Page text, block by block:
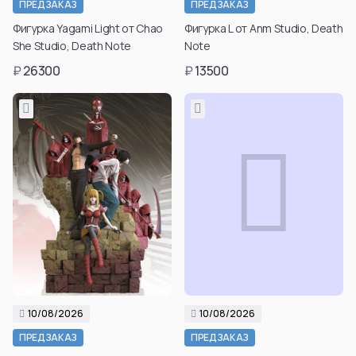
ПРЕДЗАКАЗ
Фигурка Yagami Light от Chao
She Studio, Death Note
₽26300
ПРЕДЗАКАЗ
Фигурка L от Anm Studio, Death
Note
₽13500
10/08/2026
ПРЕДЗАКАЗ
Подтвердить свой
возраст для
10/08/2026
ПРЕДЗАКАЗ